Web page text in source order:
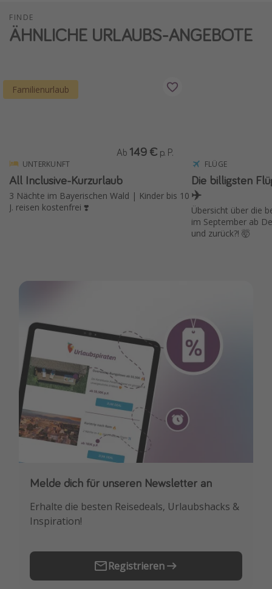
FINDE
ÄHNLICHE URLAUBS-ANGEBOTE
Familienurlaub
UNTERKUNFT
All Inclusive-Kurzurlaub
3 Nächte im Bayerischen Wald | Kinder bis 10
J. reisen kostenfrei ❣️
Ab 149 € p. P.
FLÜGE
Die billigsten
✈️
Übersicht über die
im September ab
und zurück?! 🤯
Melde dich für unseren Newsletter an
Erhalte die besten Reisedeals, Urlaubshacks &
Inspiration!
Registrieren
Downloade unsere App
Buche die besten Reiseschnäppchen als
Erstes.